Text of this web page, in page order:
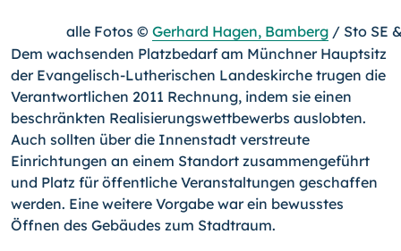
alle Fotos © Gerhard Hagen, Bamberg/ Sto SE
Dem wachsenden Platzbedarf am Münchner Hauptsitz
der Evangelisch-Lutherischen Landeskirche trugen die
Verantwortlichen 2011 Rechnung, indem sie einen
beschränkten Realisierungswettbewerbs auslobten.
Auch sollten über die Innenstadt verstreute
Einrichtungen an einem Standort zusammengeführt
und Platz für öffentliche Veranstaltungen geschaffen
werden. Eine weitere Vorgabe war ein bewusstes
Öffnen des Gebäudes zum Stadtraum.